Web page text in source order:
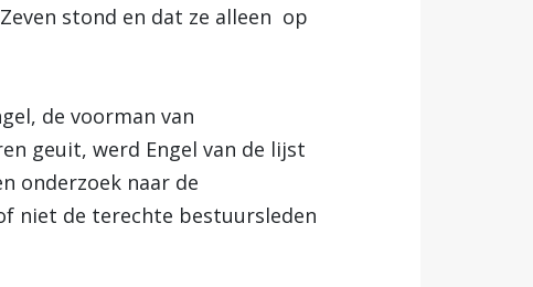
stond en dat ze alleen op
de voorman van
geuit, werd Engel van de lijst
onderzoek naar de
niet de terechte bestuursleden